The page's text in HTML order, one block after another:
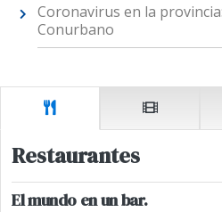
Coronavirus en la
Conurbano
Restaurantes
El mundo en un bar.